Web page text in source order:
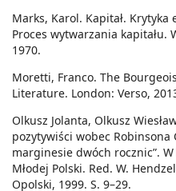
Marks, Karol. Kapitał.
Proces wytwarzania kapitału.
1970.
Moretti, Franco. The
Literature. London: Verso,
Olkusz Jolanta, Olkusz
pozytywiści wobec
marginesie dwóch rocznic”.
Młodej Polski. Red. W.
Opolski, 1999. S. 9–29.